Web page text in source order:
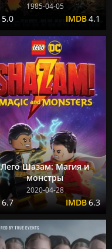
1985-04-05
5.0 4.1
Лего Шазам: Магия и
монстры
2020-04-28
6.7 6.3